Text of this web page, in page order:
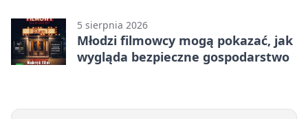
5 sierpnia 2026
Młodzi filmowcy mogą pokazać, jak
wygląda bezpieczne gospodarstwo